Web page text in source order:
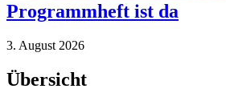
Programmheft ist da
3. August 2026
Übersicht